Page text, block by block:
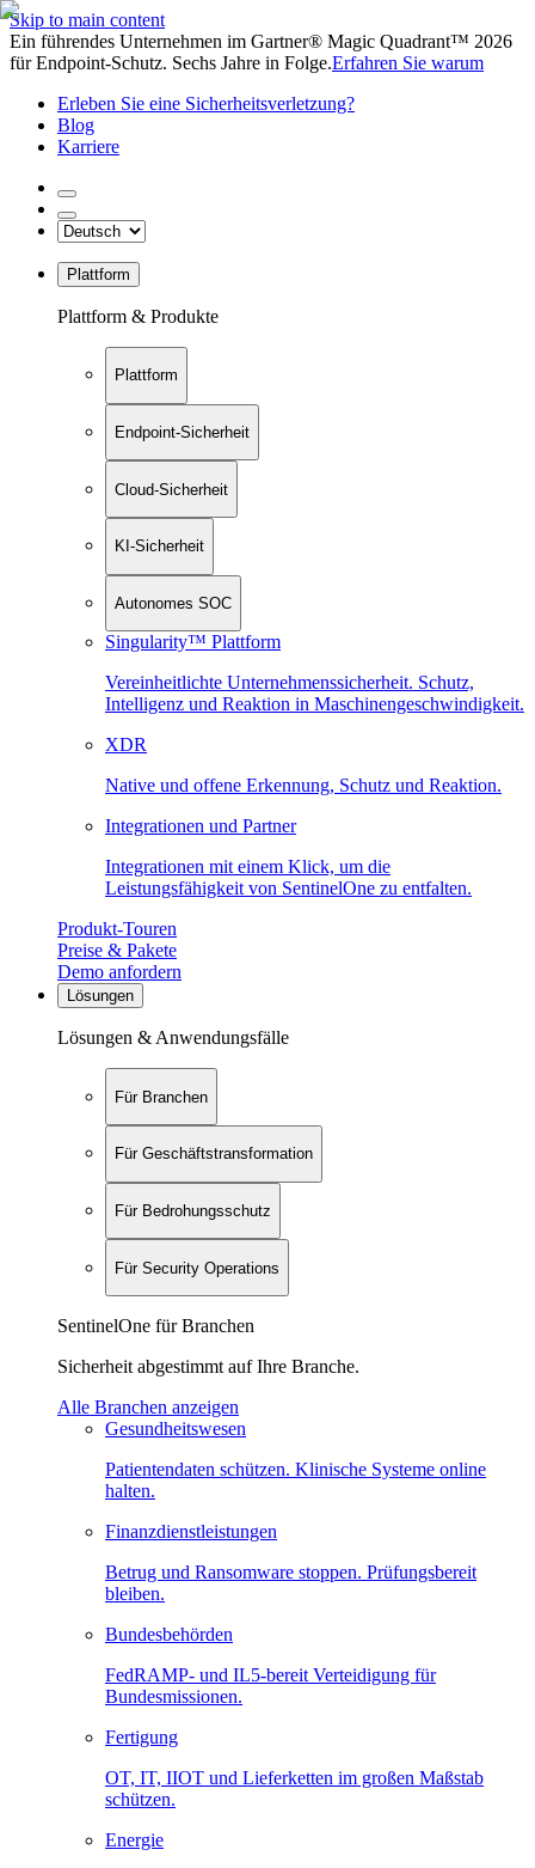
Skip to main content
Ein führendes Unternehmen im Gartner® Magic Quadrant™ 2026
für Endpoint-Schutz. Sechs Jahre in Folge.Erfahren Sie warum
Erleben Sie eine Sicherheitsverletzung?
Blog
Karriere
Plattform
Plattform & Produkte
Plattform
Endpoint-Sicherheit
Cloud-Sicherheit
KI-Sicherheit
Autonomes SOC
Singularity™ Plattform
Vereinheitlichte Unternehmenssicherheit. Schutz,
Intelligenz und Reaktion in Maschinen­geschwindigkeit.
XDR
Native und offene Erkennung, Schutz und Reaktion.
Integrationen und Partner
Integrationen mit einem Klick, um die
Leistungsfähigkeit von SentinelOne zu entfalten.
Produkt-Touren
Preise & Pakete
Demo anfordern
Lösungen
Lösungen & Anwendungsfälle
Für Branchen
Für Geschäftstransformation
Für Bedrohungsschutz
Für Security Operations
SentinelOne für Branchen
Sicherheit abgestimmt auf Ihre Branche.
Alle Branchen anzeigen
Gesundheitswesen
Patientendaten schützen. Klinische Systeme online
halten.
Finanzdienstleistungen
Betrug und Ransomware stoppen. Prüfungsbereit
bleiben.
Bundesbehörden
FedRAMP- und IL5-bereit Verteidigung für
Bundesmissionen.
Fertigung
OT, IT, IIOT und Lieferketten im großen Maßstab
schützen.
Energie